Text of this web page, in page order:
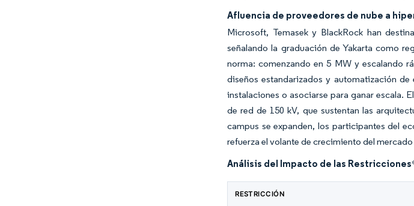
Afluencia de proveedores de nube a
Microsoft, Temasek y BlackRock han
señalando la graduación de Yakarta como
norma: comenzando en 5 MW y escalando
diseños estandarizados y automatización
instalaciones o asociarse para ganar escala.
de red de 150 kV, que sustentan las
campus se expanden, los participantes del
refuerza el volante de crecimiento del
Análisis del Impacto de las Restricciones
RESTRICCIÓN